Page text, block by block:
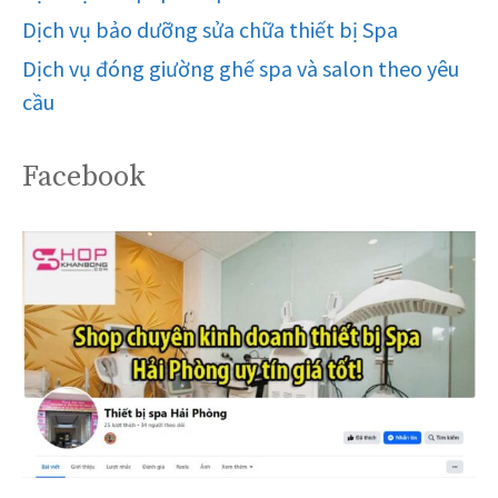
Dịch vụ bảo dưỡng sửa chữa thiết bị Spa
Dịch vụ đóng giường ghế spa và salon theo yêu
cầu
Facebook